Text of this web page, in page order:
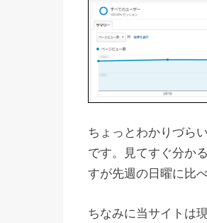
ちょっとわかりづら
です。見てすぐ分か
すが先週の日曜に比
ちなみに当サイトは